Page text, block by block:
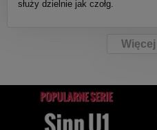
służy dzielnie jak czołg.